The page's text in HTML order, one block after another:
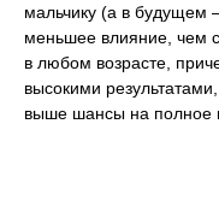
мальчику (а в будущем
меньшее влияние, чем
в любом возрасте,
высокими
выше шансы на полное